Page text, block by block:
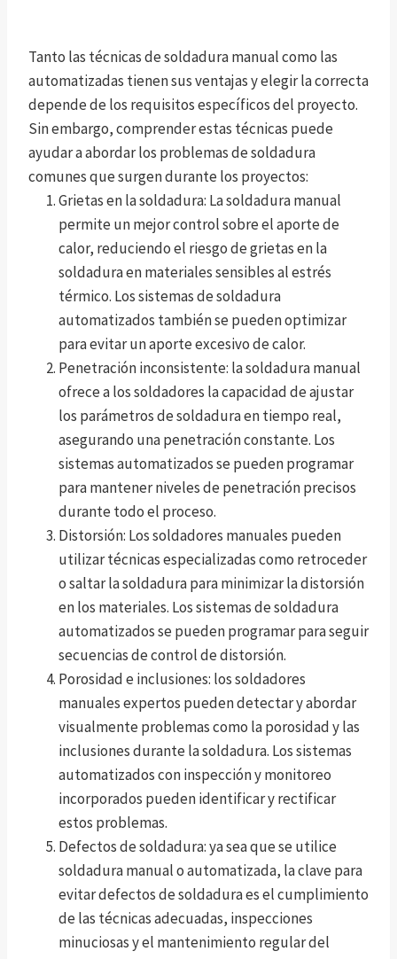
Tanto las técnicas de soldadura manual como las
automatizadas tienen sus ventajas y elegir la correcta
depende de los requisitos específicos del proyecto.
Sin embargo, comprender estas técnicas puede
ayudar a abordar los problemas de soldadura
comunes que surgen durante los proyectos:
Grietas en la soldadura: La soldadura manual
permite un mejor control sobre el aporte de
calor, reduciendo el riesgo de grietas en la
soldadura en materiales sensibles al estrés
térmico. Los sistemas de soldadura
automatizados también se pueden optimizar
para evitar un aporte excesivo de calor.
Penetración inconsistente: la soldadura manual
ofrece a los soldadores la capacidad de ajustar
los parámetros de soldadura en tiempo real,
asegurando una penetración constante. Los
sistemas automatizados se pueden programar
para mantener niveles de penetración precisos
durante todo el proceso.
Distorsión: Los soldadores manuales pueden
utilizar técnicas especializadas como retroceder
o saltar la soldadura para minimizar la distorsión
en los materiales. Los sistemas de soldadura
automatizados se pueden programar para seguir
secuencias de control de distorsión.
Porosidad e inclusiones: los soldadores
manuales expertos pueden detectar y abordar
visualmente problemas como la porosidad y las
inclusiones durante la soldadura. Los sistemas
automatizados con inspección y monitoreo
incorporados pueden identificar y rectificar
estos problemas.
Defectos de soldadura: ya sea que se utilice
soldadura manual o automatizada, la clave para
evitar defectos de soldadura es el cumplimiento
de las técnicas adecuadas, inspecciones
minuciosas y el mantenimiento regular del